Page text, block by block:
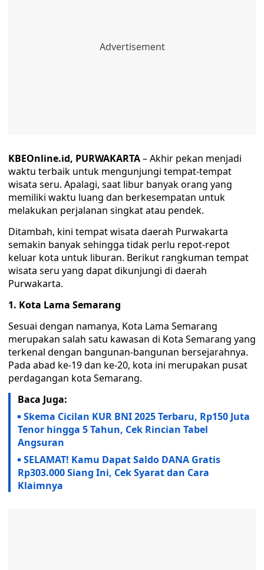
KBEOnline.id, PURWAKARTA– Akhir pekan menjadi
waktu terbaik untuk mengunjungi tempat-tempat
wisata seru. Apalagi, saat libur banyak orang yang
memiliki waktu luang dan berkesempatan untuk
melakukan perjalanan singkat atau pendek.
Ditambah, kini tempat wisata daerah Purwakarta
semakin banyak sehingga tidak perlu repot-repot
keluar kota untuk liburan. Berikut rangkuman tempat
wisata seru yang dapat dikunjungi di daerah
Purwakarta.
1. Kota Lama Semarang
Sesuai dengan namanya, Kota Lama Semarang
merupakan salah satu kawasan di Kota Semarang yang
terkenal dengan bangunan-bangunan bersejarahnya.
Pada abad ke-19 dan ke-20, kota ini merupakan pusat
perdagangan kota Semarang.
Baca Juga:
Skema Cicilan KUR BNI 2025 Terbaru, Rp150 Juta
Tenor hingga 5 Tahun, Cek Rincian Tabel
Angsuran
SELAMAT! Kamu Dapat Saldo DANA Gratis
Rp303.000 Siang Ini, Cek Syarat dan Cara
Klaimnya